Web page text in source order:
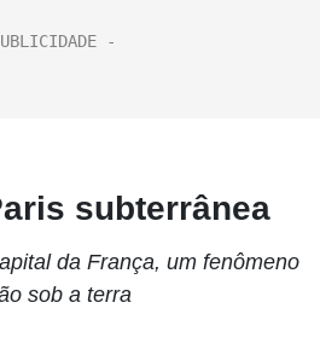
subterrânea
da França, um fenômeno
sob a terra